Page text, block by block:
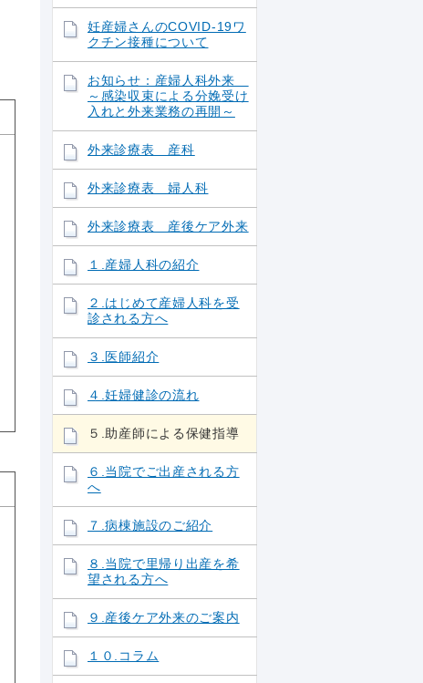
妊産婦さんのCOVID-19ワ
クチン接種について
お知らせ：産婦人科外来
～感染収束による分娩受け
入れと外来業務の再開～
外来診療表 産科
外来診療表 婦人科
外来診療表 産後ケア外来
１.産婦人科の紹介
２.はじめて産婦人科を受
診される方へ
３.医師紹介
４.妊婦健診の流れ
５.助産師による保健指導
６.当院でご出産される方
へ
７.病棟施設のご紹介
８.当院で里帰り出産を希
望される方へ
９.産後ケア外来のご案内
１０.コラム